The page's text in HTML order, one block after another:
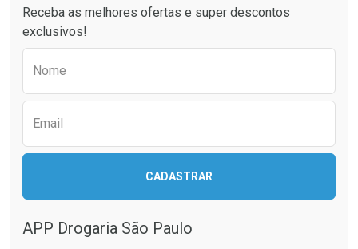
Ver Desconto Convênio Ver Desconto Convênio
Receba as melhores ofertas e super descontos
exclusivos!
Nome
Email
CADASTRAR
APP Drogaria São Paulo